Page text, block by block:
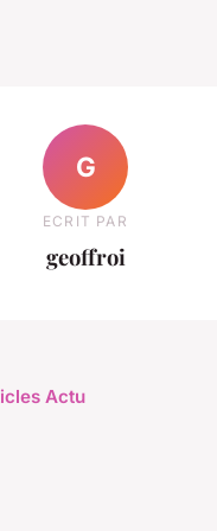
G
ECRIT PAR
geoffroi
Actu